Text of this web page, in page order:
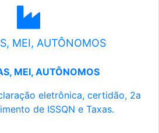
MEI, AUTÔNOMOS
MEI, AUTÔNOMOS
eletrônica, certidão, 2a
de ISSQN e Taxas.